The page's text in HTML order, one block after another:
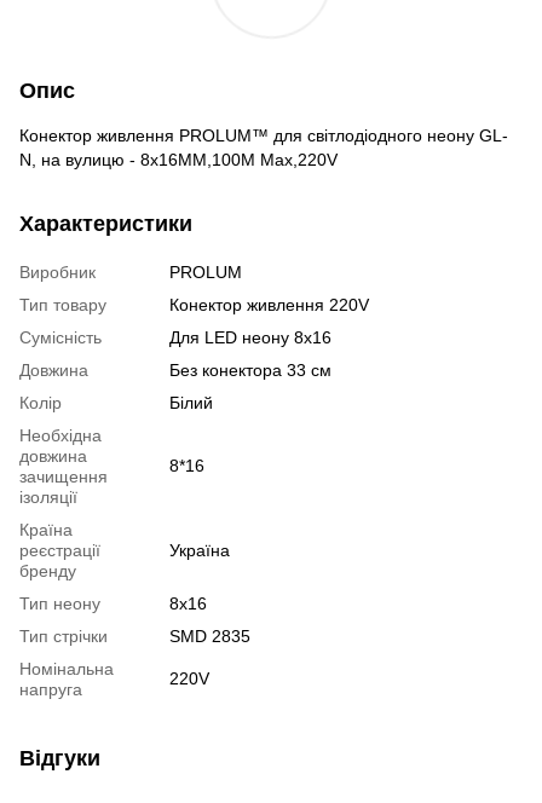
Опис
Конектор живлення PROLUM™ для світлодіодного неону GL-
N, на вулицю - 8х16ММ,100M Max,220V
Характеристики
Виробник
PROLUM
Тип товару
Конектор живлення 220V
Сумісність
Для LED неону 8х16
Довжина
Без конектора 33 см
Колір
Білий
Необхідна
довжина
зачищення
ізоляції
8*16
Країна
реєстрації
бренду
Україна
Тип неону
8х16
Тип стрічки
SMD 2835
Номінальна
напруга
220V
Відгуки